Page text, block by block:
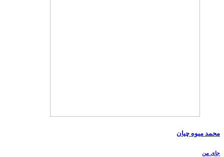
محمد میوه چیان
جای من